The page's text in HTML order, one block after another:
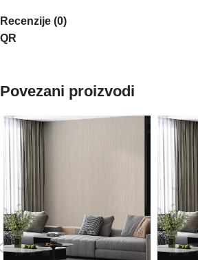
Recenzije (0)
QR
Povezani proizvodi